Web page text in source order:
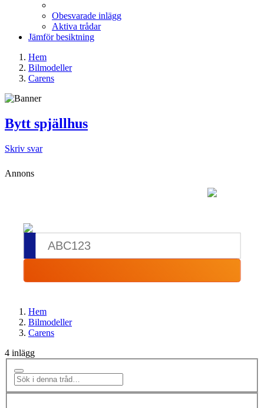
Obesvarade inlägg
Aktiva trådar
Jämför besiktning
Hem
Bilmodeller
Carens
Bytt spjällhus
Skriv svar
Annons
Hem
Bilmodeller
Carens
4 inlägg